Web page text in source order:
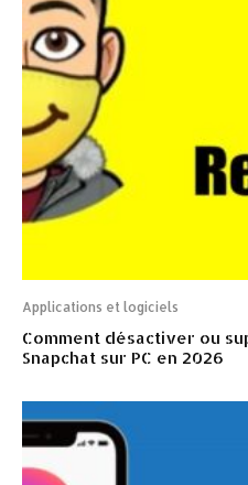
Applications et logiciels
Comment désactiver ou
Snapchat sur PC en 2026